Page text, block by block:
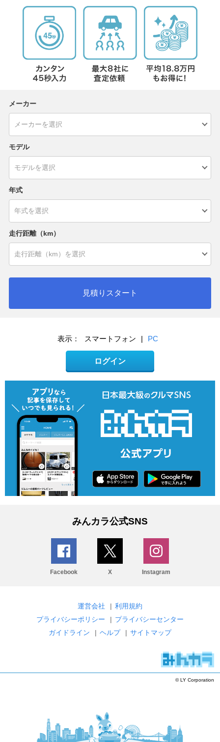
メーカー
モデル
年式
走行距離（km）
見積りスタート
表示： スマートフォン | PC
ログイン
みんカラ公式SNS
Facebook X Instagram
運営会社 | 利用規約
プライバシーポリシー
| プライバシーセンター
ガイドライン
| ヘルプ | サイトマップ
© LY Corporation